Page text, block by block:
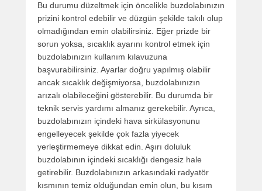
Bu durumu düzeltmek için öncelikle buzdolabınızın
prizini kontrol edebilir ve düzgün şekilde takılı olup
olmadığından emin olabilirsiniz. Eğer prizde bir
sorun yoksa, sıcaklık ayarını kontrol etmek için
buzdolabınızın kullanım kılavuzuna
başvurabilirsiniz. Ayarlar doğru yapılmış olabilir
ancak sıcaklık değişmiyorsa, buzdolabınızın
arızalı olabileceğini gösterebilir. Bu durumda bir
teknik servis yardımı almanız gerekebilir. Ayrıca,
buzdolabınızın içindeki hava sirkülasyonunu
engelleyecek şekilde çok fazla yiyecek
yerleştirmemeye dikkat edin. Aşırı doluluk
buzdolabının içindeki sıcaklığı dengesiz hale
getirebilir. Buzdolabınızın arkasındaki radyatör
kısmının temiz olduğundan emin olun, bu kısım